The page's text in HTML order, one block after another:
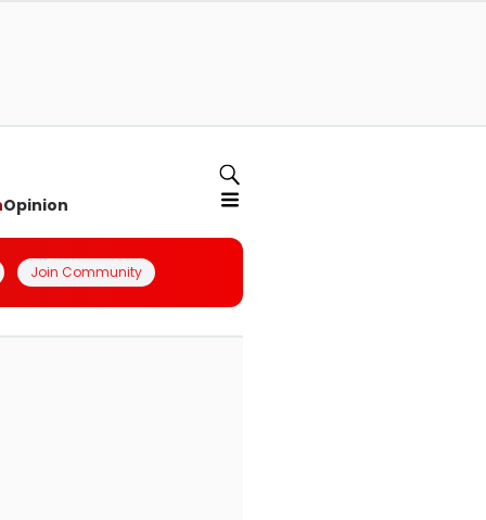
Opinion
Join Community